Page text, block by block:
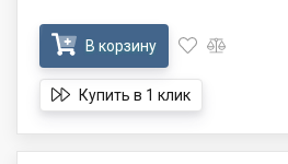
В корзину
Купить в 1 клик